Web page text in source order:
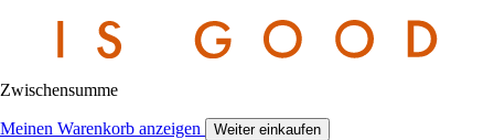
Zwischensumme
Meinen Warenkorb anzeigen Weiter einkaufen